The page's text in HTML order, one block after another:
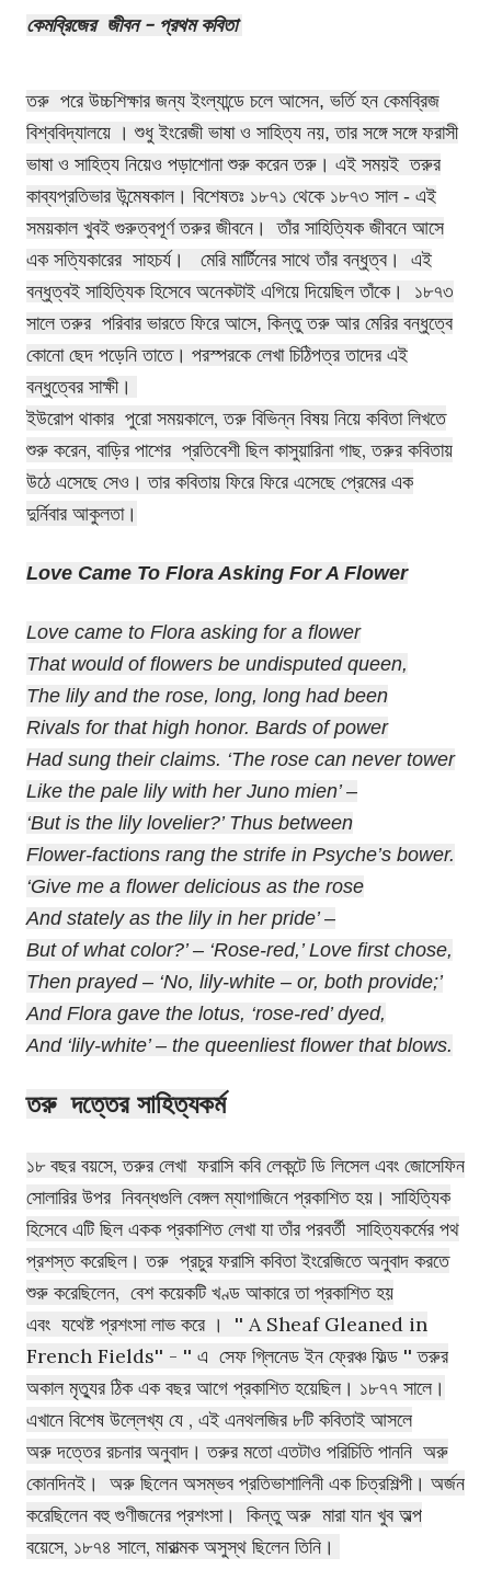
কেমব্রিজের জীবন - প্রথম কবিতা
তরু পরে উচ্চশিক্ষার জন্য ইংল্যান্ডে চলে আসেন, ভর্তি হন কেমব্রিজ
বিশ্ববিদ্যালয়ে । শুধু ইংরেজী ভাষা ও সাহিত্য নয়, তার সঙ্গে সঙ্গে ফরাসী
ভাষা ও সাহিত্য নিয়েও পড়াশোনা শুরু করেন তরু। এই সময়ই তরুর
কাব্যপ্রতিভার উন্মেষকাল। বিশেষতঃ ১৮৭১ থেকে ১৮৭৩ সাল - এই
সময়কাল খুবই গুরুত্বপূর্ণ তরুর জীবনে। তাঁর সাহিত্যিক জীবনে আসে
এক সত্যিকারের সাহচর্য। মেরি মার্টিনের সাথে তাঁর বন্ধুত্ব। এই
বন্ধুত্বই সাহিত্যিক হিসেবে অনেকটাই এগিয়ে দিয়েছিল তাঁকে। ১৮৭৩
সালে তরুর পরিবার ভারতে ফিরে আসে, কিন্তু তরু আর মেরির বন্ধুত্বে
কোনো ছেদ পড়েনি তাতে। পরস্পরকে লেখা চিঠিপত্র তাদের এই
বন্ধুত্বের সাক্ষী।
ইউরোপ থাকার পুরো সময়কালে, তরু বিভিন্ন বিষয় নিয়ে কবিতা লিখতে
শুরু করেন, বাড়ির পাশের প্রতিবেশী ছিল কাসুয়ারিনা গাছ, তরুর কবিতায়
উঠে এসেছে সেও। তার কবিতায় ফিরে ফিরে এসেছে প্রেমের এক
দুর্নিবার আকুলতা।
Love Came To Flora Asking For A Flower
Love came to Flora asking for a flower
That would of flowers be undisputed queen,
The lily and the rose, long, long had been
Rivals for that high honor. Bards of power
Had sung their claims. ‘The rose can never tower
Like the pale lily with her Juno mien’ –
‘But is the lily lovelier?’ Thus between
Flower-factions rang the strife in Psyche’s bower.
‘Give me a flower delicious as the rose
And stately as the lily in her pride’ –
But of what color?’ – ‘Rose-red,’ Love first chose,
Then prayed – ‘No, lily-white – or, both provide;’
And Flora gave the lotus, ‘rose-red’ dyed,
And ‘lily-white’ – the queenliest flower that blows.
তরু দত্তের সাহিত্যকর্ম
১৮ বছর বয়সে, তরুর লেখা ফরাসি কবি লেকন্টে ডি লিসেল এবং জোসেফিন
সোলারির উপর নিবন্ধগুলি বেঙ্গল ম্যাগাজিনে প্রকাশিত হয়। সাহিত্যিক
হিসেবে এটি ছিল একক প্রকাশিত লেখা যা তাঁর পরবর্তী সাহিত্যকর্মের পথ
প্রশস্ত করেছিল।তরু প্রচুর ফরাসি কবিতাইংরেজিতে অনুবাদ করতে
শুরু করেছিলেন, বেশ কয়েকটি খণ্ড আকারে তা প্রকাশিত হয়
এবং যথেষ্ট প্রশংসা লাভ করে । '' A Sheaf Gleaned in
French Fields'' - '' এ সেফ গ্লিনেড ইন ফ্রেঞ্চ ফিল্ড '' তরুর
অকাল মৃত্যুর ঠিক এক বছর আগে প্রকাশিত হয়েছিল। ১৮৭৭ সালে।
এখানে বিশেষ উল্লেখ্য যে , এই এনথলজির ৮টি কবিতাই আসলে
অরু দত্তের রচনার অনুবাদ। তরুর মতো এতটাও পরিচিতি পাননি অরু
কোনদিনই। অরু ছিলেন অসম্ভব প্রতিভাশালিনী এক চিত্রশিল্পী। অর্জন
করেছিলেন বহু গুণীজনের প্রশংসা। কিন্তু অরু মারা যান খুব অল্প
বয়েসে, ১৮৭৪ সালে, মারাত্মক অসুস্থ ছিলেন তিনি।